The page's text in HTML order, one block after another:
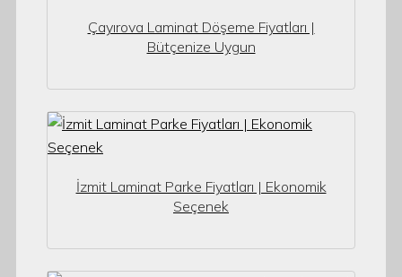
Çayırova Laminat Döşeme Fiyatları |
Bütçenize Uygun
İzmit Laminat Parke Fiyatları | Ekonomik
Seçenek